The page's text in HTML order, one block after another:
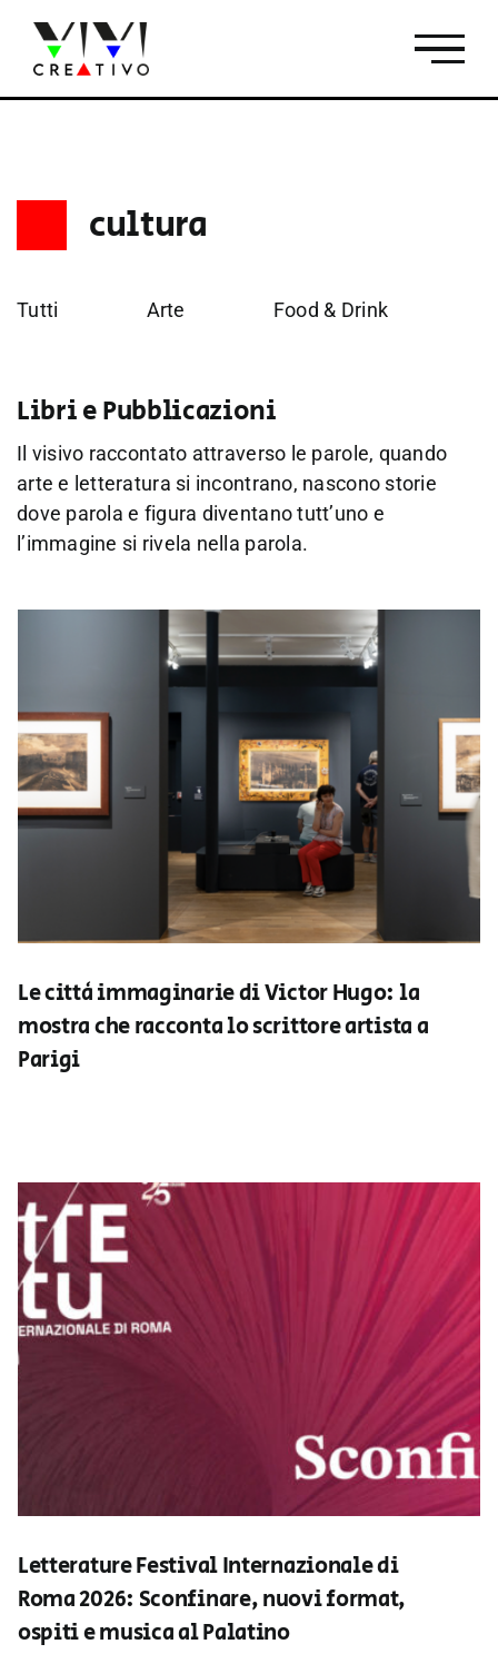
contenuto
cultura
Tutti Arte Food & Drink
Libri e Pubblicazioni
Il visivo raccontato attraverso le parole, quando
arte e letteratura si incontrano, nascono storie
dove parola e figura diventano tutt’uno e
l’immagine si rivela nella parola.
Le città immaginarie di Victor Hugo: la
mostra che racconta lo scrittore artista a
Parigi
Letterature Festival Internazionale di
Roma 2026: Sconfinare, nuovi format,
ospiti e musica al Palatino